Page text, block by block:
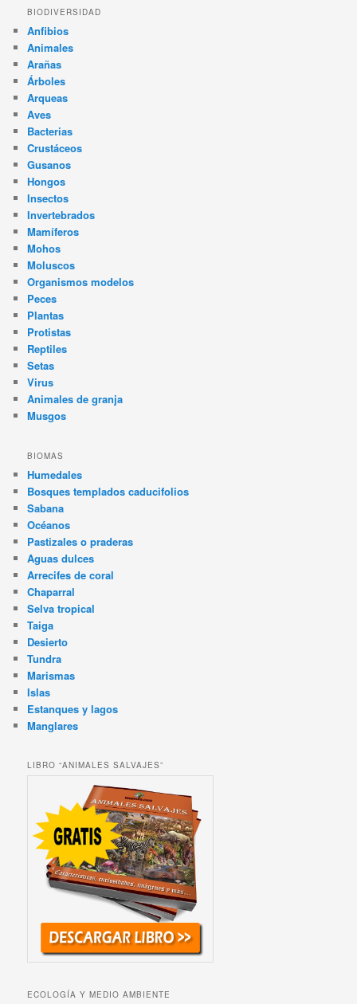
BIODIVERSIDAD
Anfibios
Animales
Arañas
Árboles
Arqueas
Aves
Bacterias
Crustáceos
Gusanos
Hongos
Insectos
Invertebrados
Mamíferos
Mohos
Moluscos
Organismos modelos
Peces
Plantas
Protistas
Reptiles
Setas
Virus
Animales de granja
Musgos
BIOMAS
Humedales
Bosques templados caducifolios
Sabana
Océanos
Pastizales o praderas
Aguas dulces
Arrecifes de coral
Chaparral
Selva tropical
Taiga
Desierto
Tundra
Marismas
Islas
Estanques y lagos
Manglares
LIBRO “ANIMALES SALVAJES”
ECOLOGÍA Y MEDIO AMBIENTE